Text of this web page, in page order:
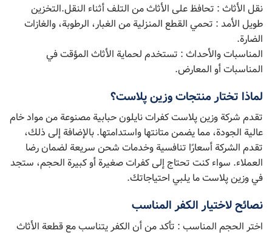
نقل الأثاث : تحافظ على الأثاث من التلف أثناء النقل.التخزين
طويل الأمد : تحمي القطع المنزلية من الغبار، الرطوبة، والغازات
الضارة.
المناسبات والأحداث : تستخدم لحماية الأثاث المؤقت في
المناسبات أو المعارض.
لماذا تختار منتجات وزین پلاست؟
تقدم شركة وزین پلاست كفرات نايلون حبابية مصنوعة من مواد خام
عالية الجودة، مما يضمن متانتها واستدامتها. بالإضافة إلى ذلك،
تقدم الشركة أسعارًا تنافسية وخدمات شحن سريعة لضمان رضا
العملاء. سواء كنت تحتاج إلى كفرات صغيرة أو كبيرة الحجم، ستجد
في وزین پلاست ما يلبي احتياجاتك.
نصائح لاختيار الكفر المناسب
اختر الحجم المناسب : تأكد من أن الكفر يتناسب مع قطعة الأثاث